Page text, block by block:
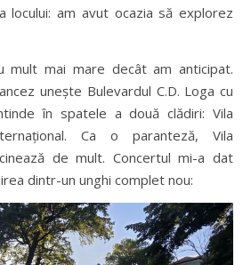
locului: am avut ocazia să explorez
mult mai mare decât am anticipat.
unește Bulevardul C.D. Loga cu
în spatele a două clădiri: Vila
Ca o paranteză, Vila
de mult. Concertul mi-a dat
dintr-un unghi complet nou: